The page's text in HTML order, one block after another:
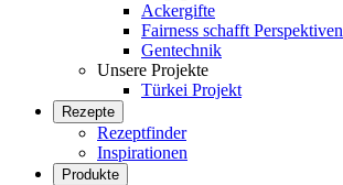
Ackergifte
Fairness schafft Perspektiven
Gentechnik
Unsere Projekte
Türkei Projekt
Rezepte
Rezeptfinder
Inspirationen
Produkte